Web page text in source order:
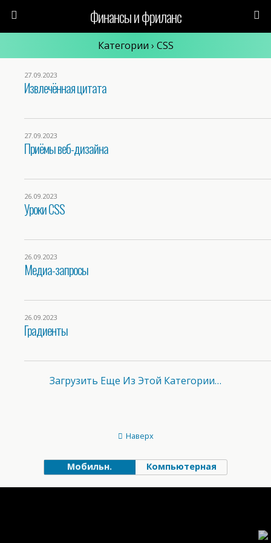
Финансы и фриланс
Категории › CSS
27.09.2023
Извлечённая цитата
27.09.2023
Приёмы веб-дизайна
26.09.2023
Уроки CSS
26.09.2023
Медиа-запросы
26.09.2023
Градиенты
Загрузить Еще Из Этой Категории…
Наверх
Мобильн. Компьютерная